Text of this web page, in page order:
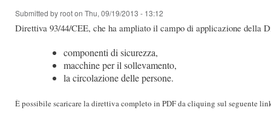
Submitted byrooton Thu, 09/19/2013 - 13:12
Direttiva 93/44/CEE, che ha ampliato il campo di applicazione della
componenti di sicurezza,
macchine per il sollevamento,
la circolazione delle persone.
È possibile scaricare la direttiva completo in PDF da cliquing sul seguente